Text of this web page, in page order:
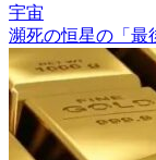
宇宙
瀕死の恒星の「